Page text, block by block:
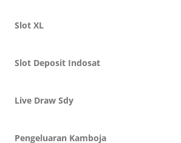
Slot XL
Slot Deposit Indosat
Live Draw Sdy
Pengeluaran Kamboja